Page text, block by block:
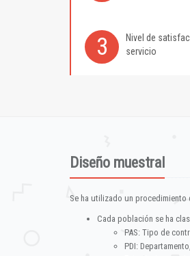
3 Nivel de
servicio
Diseño muestral
Se ha utilizado un
Cada población se ha
PAS: Tipo de
PDI: